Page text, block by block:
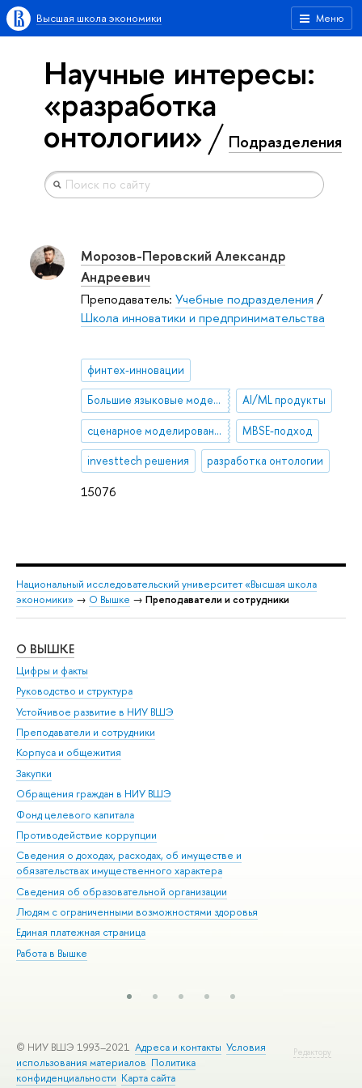
Меню
Высшая школа экономики
Научные интересы:
«разработка
онтологии» Подразделения
15076
Морозов-Перовский Александр
Андреевич
Преподаватель: Учебные подразделения /
Школа инноватики и предпринимательства
финтех-инновации
Большие языковые модели (LLMs) AI/ML продукты
сценарное моделирование MBSE-подход
investtech решения разработка онтологии
Национальный исследовательский университет «Высшая школа
экономики» → О Вышке → Преподаватели и сотрудники
О ВЫШКЕ
Цифры и факты
Руководство и структура
Устойчивое развитие в НИУ ВШЭ
Преподаватели и сотрудники
Корпуса и общежития
Закупки
Обращения граждан в НИУ ВШЭ
Фонд целевого капитала
Противодействие коррупции
Сведения о доходах, расходах, об имуществе и
обязательствах имущественного характера
Сведения об образовательной организации
Людям с ограниченными возможностями здоровья
Единая платежная страница
Работа в Вышке
Редактору
© НИУ ВШЭ 1993–2021 Адреса и контакты Условия
использования материалов Политика
конфиденциальности Карта сайта